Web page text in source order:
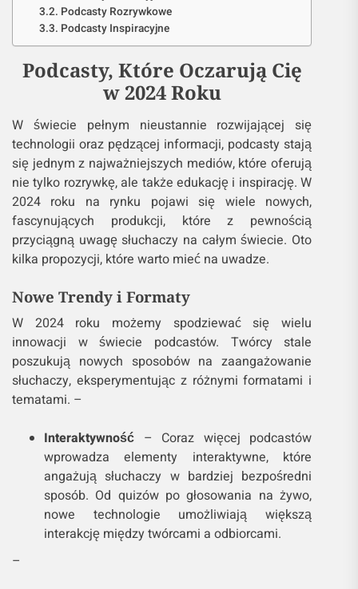
Podcasty Rozrywkowe
Podcasty Inspiracyjne
Podcasty, Które Oczarują Cię
w 2024 Roku
W świecie pełnym nieustannie rozwijającej się
technologii oraz pędzącej informacji, podcasty stają
się jednym z najważniejszych mediów, które oferują
nie tylko rozrywkę, ale także edukację i inspirację. W
2024 roku na rynku pojawi się wiele nowych,
fascynujących produkcji, które z pewnością
przyciągną uwagę słuchaczy na całym świecie. Oto
kilka propozycji, które warto mieć na uwadze.
Nowe Trendy i Formaty
W 2024 roku możemy spodziewać się wielu
innowacji w świecie podcastów. Twórcy stale
poszukują nowych sposobów na zaangażowanie
słuchaczy, eksperymentując z różnymi formatami i
tematami. –
Interaktywność – Coraz więcej podcastów
wprowadza elementy interaktywne, które
angażują słuchaczy w bardziej bezpośredni
sposób. Od quizów po głosowania na żywo,
nowe technologie umożliwiają większą
interakcję między twórcami a odbiorcami.
–